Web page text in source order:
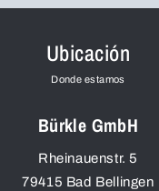
Ubicación
Donde estamos
Bürkle GmbH
Rheinauenstr. 5
79415 Bad Bellingen